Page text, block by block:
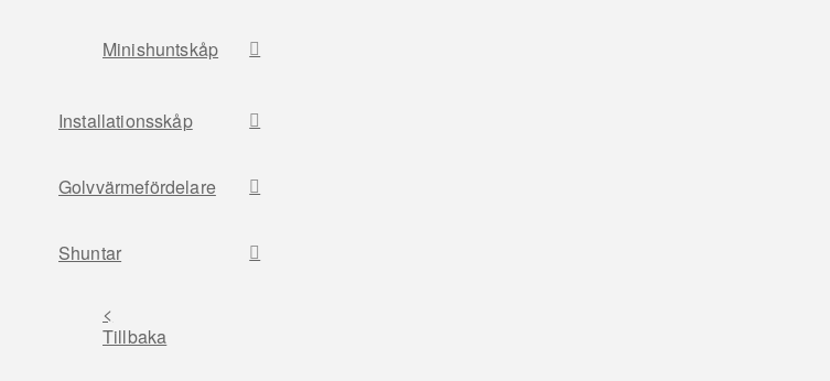
Minishuntskåp
Installationsskåp
Golvvärmefördelare
Shuntar
<
Tillbaka